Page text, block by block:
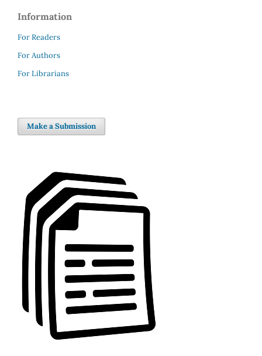
Information
For Readers
For Authors
For Librarians
Make a Submission